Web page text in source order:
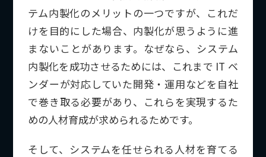
テム内製化のメリットの一つですが、これだ
けを目的にした場合、内製化が思うように進
まないことがあります。なぜなら、システム
内製化を成功させるためには、これまで IT ベ
ンダーが対応していた開発・運用などを自社
で巻き取る必要があり、これらを実現するた
めの人材育成が求められるためです。
そして、システムを任せられる人材を育てる